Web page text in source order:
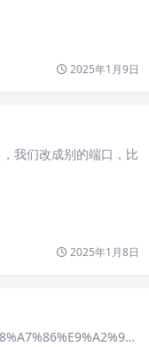
2025年1月9日
我们改成别的端口，比
2025年1月8日